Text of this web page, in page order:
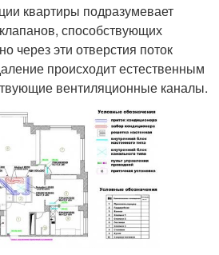
квартиры подразумевает
способствующих
через эти отверстия поток
происходит естественным
вентиляционные каналы.